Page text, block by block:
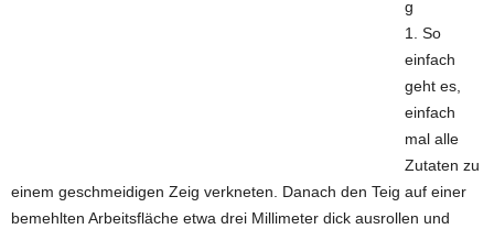
g
1. So
einfach
geht es,
einfach
mal alle
Zutaten zu
einem geschmeidigen Zeig verkneten. Danach den Teig auf einer
bemehlten Arbeitsfläche etwa drei Millimeter dick ausrollen und